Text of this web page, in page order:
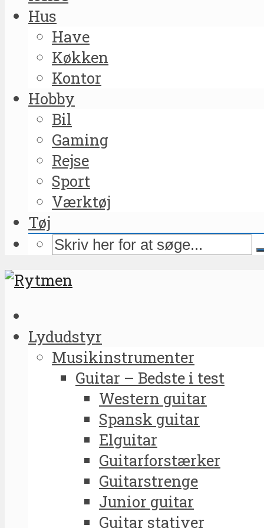
Hus
Have
Køkken
Kontor
Hobby
Bil
Gaming
Rejse
Sport
Værktøj
Tøj
Lydudstyr
Musikinstrumenter
Guitar – Bedste i test
Western guitar
Spansk guitar
Elguitar
Guitarforstærker
Guitarstrenge
Junior guitar
Guitar stativer